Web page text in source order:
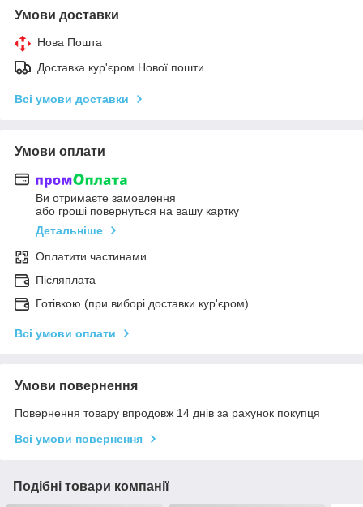
Умови доставки
Нова Пошта
Доставка кур'єром Нової пошти
Всі умови доставки
Умови оплати
Ви отримаєте замовлення
або гроші повернуться на вашу картку
Детальніше
Оплатити частинами
Післяплата
Готівкою (при виборі доставки кур'єром)
Всі умови оплати
Умови повернення
Повернення товару впродовж 14 днів за рахунок покупця
Всі умови повернення
Подібні товари компанії